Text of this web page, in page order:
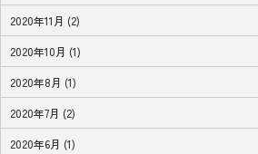
2020年11月 (2)
2020年10月 (1)
2020年8月 (1)
2020年7月 (2)
2020年6月 (1)